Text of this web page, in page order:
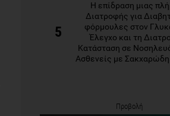
5
Η επίδραση μιας
Διατροφής για
φόρμουλες στον
Έλεγχο και τη
Κατάσταση σε
Ασθενείς με
Προβολή